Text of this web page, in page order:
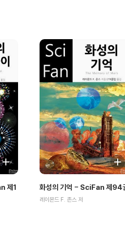
제1
화성의 기억 - SciFan 제94
레이몬드 F. 존스 저